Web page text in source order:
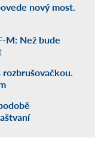
nový most.
M: Než bude